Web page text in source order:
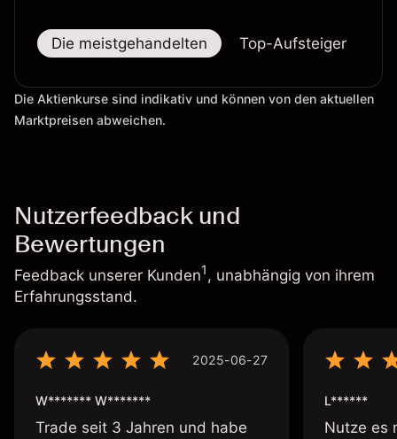
Die meistgehandelten Top-Aufsteiger
Die Aktienkurse sind indikativ und können von den aktuellen
Marktpreisen abweichen.
Nutzerfeedback und
Bewertungen
Feedback unserer Kunden1, unabhängig von ihrem
Erfahrungsstand.
2025-06-27
W******* W*******
Trade seit 3 Jahren und habe
L******
Nutze es